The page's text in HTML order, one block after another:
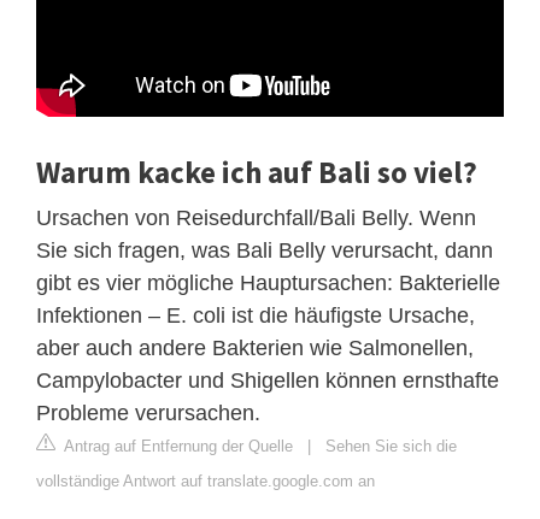
Warum kacke ich auf Bali so viel?
Ursachen von Reisedurchfall/Bali Belly. Wenn
Sie sich fragen, was Bali Belly verursacht, dann
gibt es vier mögliche Hauptursachen: Bakterielle
Infektionen – E. coli ist die häufigste Ursache,
aber auch andere Bakterien wie Salmonellen,
Campylobacter und Shigellen können ernsthafte
Probleme verursachen.
Antrag auf Entfernung der Quelle | Sehen Sie sich die
vollständige Antwort auf translate.google.com an